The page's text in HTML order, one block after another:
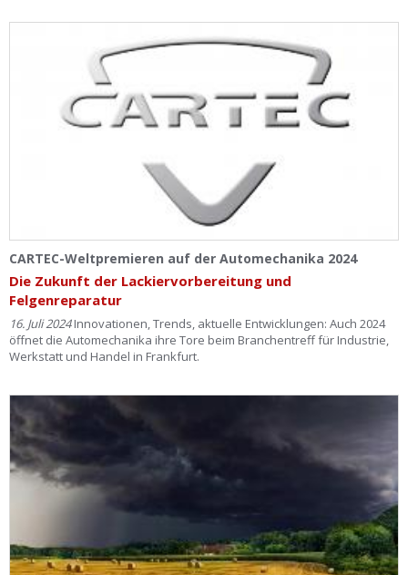
CARTEC-Weltpremieren auf der Automechanika 2024
Die Zukunft der Lackiervorbereitung und
Felgenreparatur
16. Juli 2024Innovationen, Trends, aktuelle Entwicklungen: Auch 2024
öffnet die Automechanika ihre Tore beim Branchentreff für Industrie,
Werkstatt und Handel in Frankfurt.